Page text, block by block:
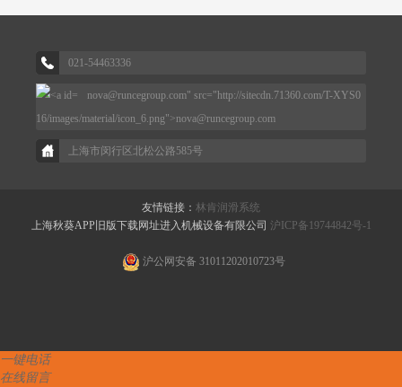
021-54463336
nova@runcegroup.com" src="http://sitecdn.71360.com/T-XYS0
16/images/material/icon_6.png">nova@runcegroup.com
上海市闵行区北松公路585号
友情链接： 林肯润滑系统
上海秋葵APP旧版下载网址进入机械设备有限公司 沪ICP备19744842号-1
沪公网安备 31011202010723号
一键电话
在线留言